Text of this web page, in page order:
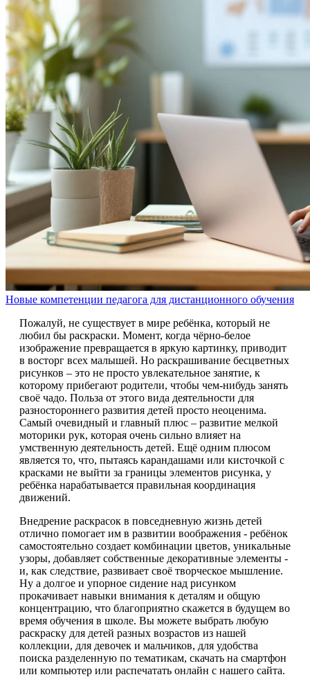
Новые компетенции педагога для дистанционного обучения
Пожалуй, не существует в мире ребёнка, который не
любил бы раскраски. Момент, когда чёрно-белое
изображение превращается в яркую картинку, приводит
в восторг всех малышей. Но раскрашивание бесцветных
рисунков – это не просто увлекательное занятие, к
которому прибегают родители, чтобы чем-нибудь занять
своё чадо. Польза от этого вида деятельности для
разностороннего развития детей просто неоценима.
Самый очевидный и главный плюс – развитие мелкой
моторики рук, которая очень сильно влияет на
умственную деятельность детей. Ещё одним плюсом
является то, что, пытаясь карандашами или кисточкой с
красками не выйти за границы элементов рисунка, у
ребёнка нарабатывается правильная координация
движений.
Внедрение раскрасок в повседневную жизнь детей
отлично помогает им в развитии воображения - ребёнок
самостоятельно создает комбинации цветов, уникальные
узоры, добавляет собственные декоративные элементы -
и, как следствие, развивает своё творческое мышление.
Ну а долгое и упорное сидение над рисунком
прокачивает навыки внимания к деталям и общую
концентрацию, что благоприятно скажется в будущем во
время обучения в школе. Вы можете выбрать любую
раскраску для детей разных возрастов из нашей
коллекции, для девочек и мальчиков, для удобства
поиска разделенную по тематикам, скачать на смартфон
или компьютер или распечатать онлайн с нашего сайта.